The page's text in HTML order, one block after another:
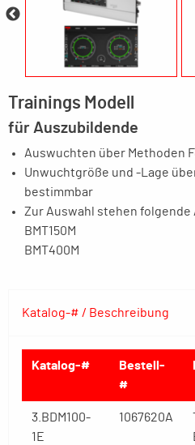
Trainings Modell
für Auszubildende
Auswuchten über Methoden
Unwuchtgröße und -Lage
bestimmbar
Zur Auswahl stehen
BMT150M
BMT400M
Katalog-# / Beschreibung
Katalog-#
Bestell-
#
3.BDM100-
1E
1067620A